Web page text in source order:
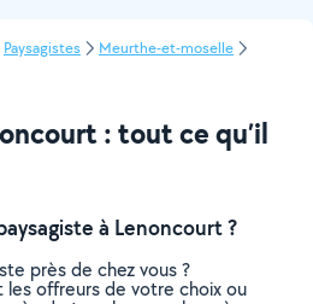
Paysagistes
Meurthe-et-moselle
: tout ce qu’il
à Lenoncourt ?
près de chez vous ?
offreurs de votre choix ou